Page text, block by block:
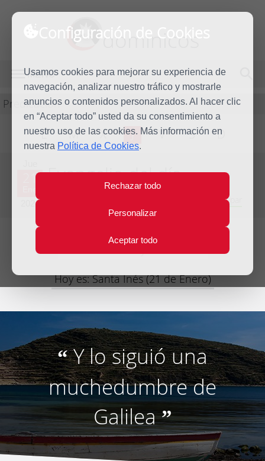
Configuración de Cookies
Usamos cookies para mejorar su experiencia de
navegación, analizar nuestro tráfico y mostrarle
anuncios o contenidos personalizados. Al hacer clic
en “Aceptar todo” usted da su consentimiento a
nuestro uso de las cookies. Más información en
nuestra Política de Cookies.
Rechazar todo
Personalizar
Aceptar todo
dominicos
MENÚ
Predicación
L M X J V S D
21
2021
Evangelio del día
Segunda semana del Tiempo Ordinario - Año Impar
Lecturas del día y comentario
Hoy es: Santa Inés (21 de Enero)
“Y lo siguió una
muchedumbre de
Galilea”